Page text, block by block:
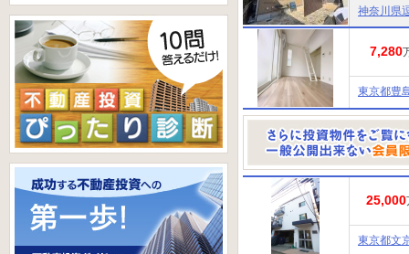
神奈川県
7,280
東京都豊
25,000
東京都文